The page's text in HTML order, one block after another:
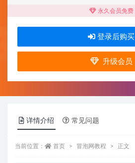
永久会员免费
登录后购买
升级会员
详情介绍 常见问题
当前位置： 首页 冒泡网教程 正文